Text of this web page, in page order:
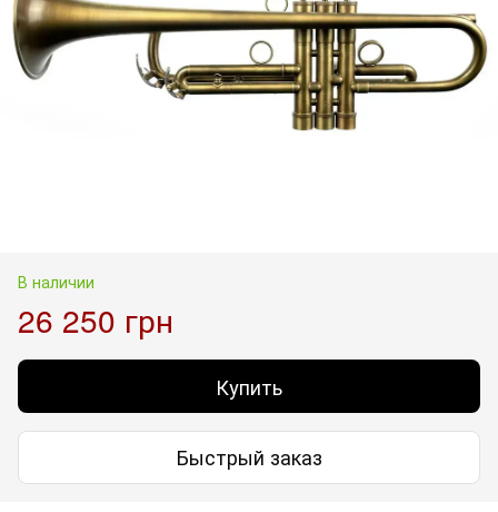
В наличии
26 250 грн
Купить
Быстрый заказ